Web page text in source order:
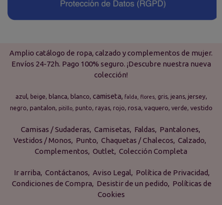
Amplio catálogo de ropa, calzado y complementos de mujer.
Envíos 24-72h. Pago 100% seguro. ¡Descubre nuestra nueva
colección!
azul beige blanca blanco camiseta falda flores gris jeans jersey
negro pantalon pitillo punto rayas rojo rosa vaquero verde vestido
Camisas / Sudaderas Camisetas Faldas
Pantalones
Vestidos / Monos
Punto Chaquetas / Chalecos Calzado
Complementos Outlet Colección Completa
Ir arriba Contáctanos Aviso Legal
Política de Privacidad
Condiciones de Compra
Desistir de un pedido
Políticas de
Cookies